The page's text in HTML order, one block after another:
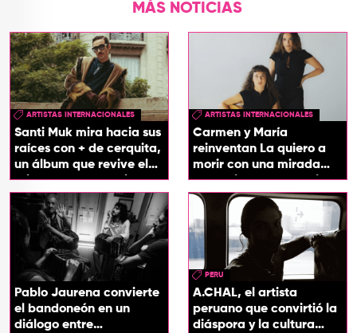
MÁS NOTICIAS
ARTISTAS INTERNACIONALES
Santi Muk mira hacia sus
raíces con + de cerquita,
un álbum que revive el
origen de sus canciones
ARTISTAS INTERNACIONALES
Carmen y María
reinventan La quiero a
morir con una mirada
entre el flamenco y el
soul
Pablo Jaurena convierte
el bandoneón en un
diálogo entre
PERU
A.CHAL, el artista
peruano que convirtió la
diáspora y la cultura